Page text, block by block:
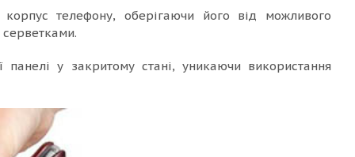
телефону, оберігаючи його від можливого
серветками.
у закритому стані, уникаючи використання